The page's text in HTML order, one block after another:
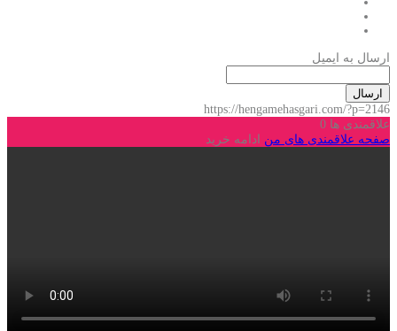
ارسال به ایمیل
ارسال
https://hengamehasgari.com/?p=2146
علاقمندی ها 0
صفحه علاقمندی های من ادامه خرید